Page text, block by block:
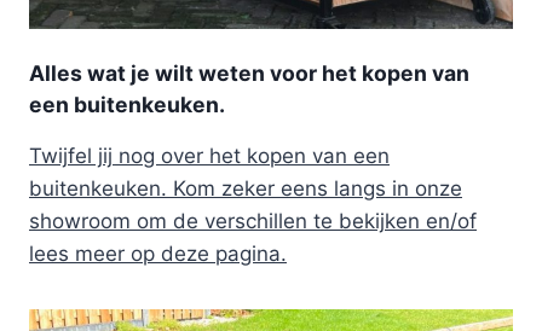
Alles wat je wilt weten voor het kopen van
een buitenkeuken.
Twijfel jij nog over het kopen van een
buitenkeuken. Kom zeker eens langs in onze
showroom om de verschillen te bekijken en/of
lees meer op deze pagina.